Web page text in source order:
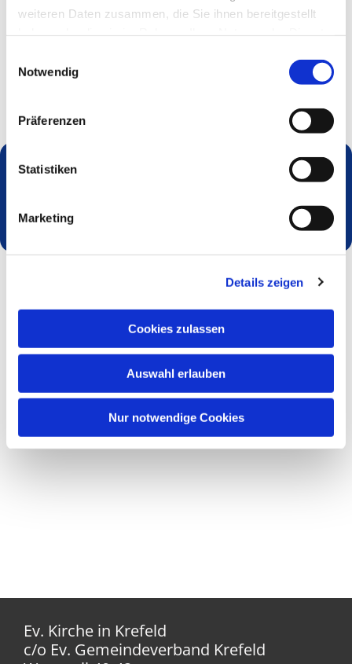
weiteren Daten zusammen, die Sie ihnen bereitgestellt
Notwendig
Präferenzen
Statistiken
Marketing
Details zeigen
Cookies zulassen
Auswahl erlauben
Nur notwendige Cookies
Ev. Kirche in Krefeld
c/o Ev. Gemeindeverband Krefeld